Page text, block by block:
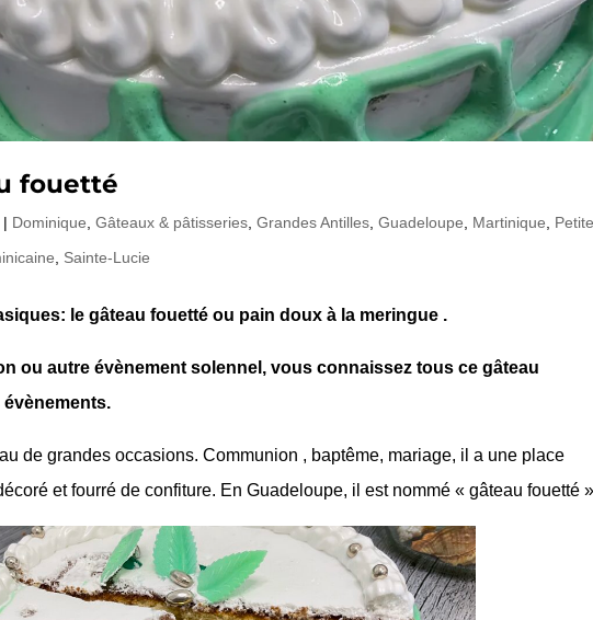
fouetté
| Dominique ,Gâteaux & pâtisseries ,Grandes Antilles ,Guadeloupe Martinique
Sainte-Lucie
le gâteau fouetté ou pain doux à la meringue .
ou autre évènement solennel, vous connaissez tous ce gâteau
de grandes occasions. Communion , baptême, mariage, il a une place
et fourré de confiture. En Guadeloupe, il est nommé « gâteau fouetté